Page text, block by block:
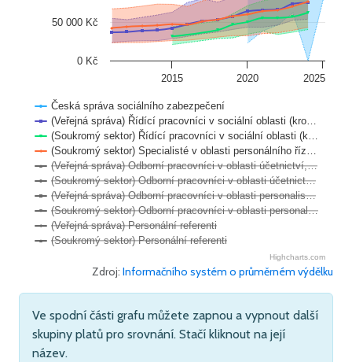
Česká správa sociálního zabezpečení
(Veřejná správa) Řídící pracovníci v sociální oblasti (kro…
(Soukromý sektor) Řídící pracovníci v sociální oblasti (k…
(Soukromý sektor) Specialisté v oblasti personálního říz…
(Veřejná správa) Odborní pracovníci v oblasti účetnictví,…
(Soukromý sektor) Odborní pracovníci v oblasti účetnict…
(Veřejná správa) Odborní pracovníci v oblasti personalis…
(Soukromý sektor) Odborní pracovníci v oblasti personal…
(Veřejná správa) Personální referenti
(Soukromý sektor) Personální referenti
2015 2020 2025
0 Kč
50 000 Kč
Highcharts.com
Zdroj: Informačního systém o průměrném výdělku
Ve spodní části grafu můžete zapnou a vypnout další
skupiny platů pro srovnání. Stačí kliknout na její
název.